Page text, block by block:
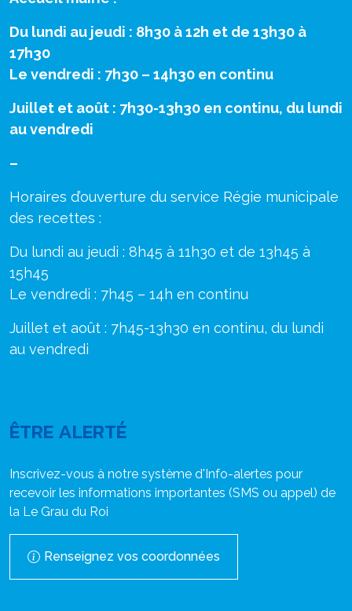
Du lundi au jeudi : 8h30 à 12h et de 13h30 à
17h30
Le vendredi : 7h30 – 14h30 en continu
Juillet et août : 7h30-13h30 en continu, du lundi
au vendredi
–
Horaires d’ouverture du service Régie municipale
des recettes :
Du lundi au jeudi : 8h45 à 11h30 et de 13h45 à
15h45
Le vendredi : 7h45 – 14h en continu
Juillet et août : 7h45-13h30 en continu, du lundi
au vendredi
ÊTRE ALERTÉ
Inscrivez-vous à notre système d'Info-alertes pour
recevoir les informations importantes (SMS ou appel) de
la Le Grau du Roi
Renseignez vos coordonnées